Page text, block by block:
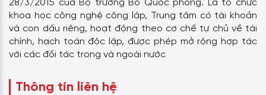
28/3/2015 của Bộ trưởng Bộ Quốc phòng. Là tổ chức
khoa học công nghệ công lập, Trung tâm có tài khoản
và con dấu riêng, hoạt động theo cơ chế tự chủ về tài
chính, hạch toán độc lập, được phép mở rộng hợp tác
với các đối tác trong và ngoài nước
Thông tin liên hệ